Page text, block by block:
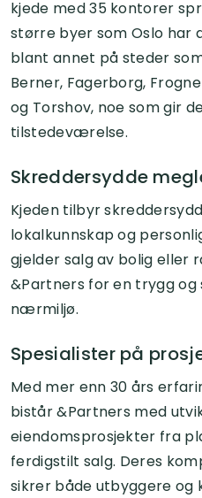
kjede med 35 kontorer
større byer som Oslo har
blant annet på steder
Berner, Fagerborg,
og Torshov, noe som gir
tilstedeværelse.
Skreddersydde
Kjeden tilbyr
lokalkunnskap og
gjelder salg av bolig eller
&Partners for en trygg og
nærmiljø.
Spesialister på
Med mer enn 30 års
bistår &Partners med
eiendomsprosjekter fra
ferdigstilt salg. Deres
sikrer både utbyggere og